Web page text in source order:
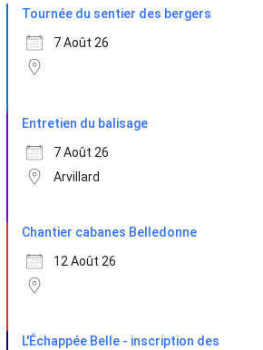
Tournée du sentier des bergers
7 Août 26
Entretien du balisage
7 Août 26
Arvillard
Chantier cabanes Belledonne
12 Août 26
L'Échappée Belle - inscription des